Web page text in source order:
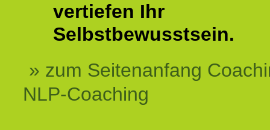
vertiefen Ihr
Selbstbewusstsein.
» zum Seitenanfang
NLP-Coaching